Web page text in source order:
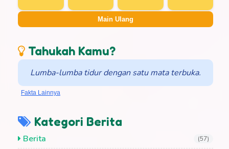
Main Ulang
Tahukah Kamu?
Lumba-lumba tidur dengan satu mata terbuka.
Fakta Lainnya
Kategori Berita
Berita (57)